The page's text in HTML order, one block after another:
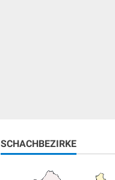
SCHACHBEZIRKE